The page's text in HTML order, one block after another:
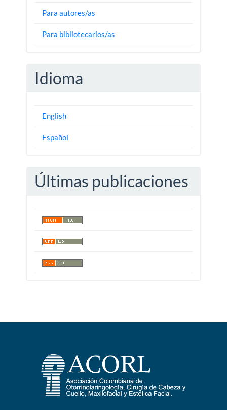
Para autores/as
Para bibliotecarios/as
Idioma
English
Español
Últimas publicaciones